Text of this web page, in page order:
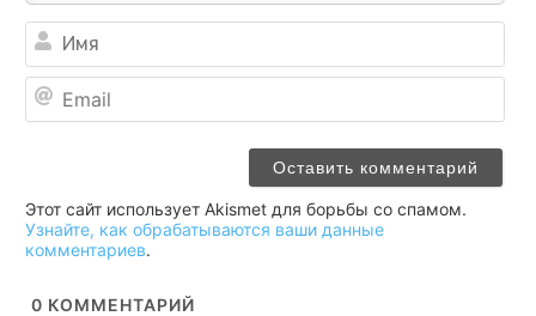
Этот сайт использует Akismet для борьбы со спамом.
Узнайте, как обрабатываются ваши данные
комментариев.
0 КОММЕНТАРИЙ